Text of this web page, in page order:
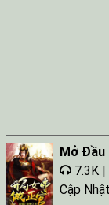
Mở Đầu
7.3K |
Cập